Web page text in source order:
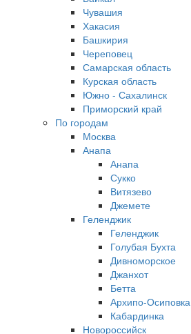
Чувашия
Хакасия
Башкирия
Череповец
Самарская область
Курская область
Южно - Сахалинск
Приморский край
По городам
Москва
Анапа
Анапа
Сукко
Витязево
Джемете
Геленджик
Геленджик
Голубая Бухта
Дивноморское
Джанхот
Бетта
Архипо-Осиповка
Кабардинка
Новороссийск